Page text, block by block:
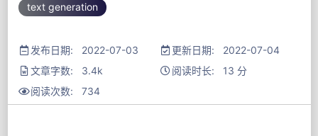
text generation
发布日期: 2022-07-03
更新日期: 2022-07-04
文章字数: 3.4k
阅读时长: 13 分
阅读次数: 734